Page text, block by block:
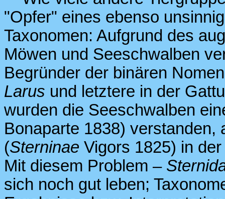
"Opfer" eines ebenso
Taxonomen: Aufgrund des
Möwen und Seeschwalben
Begründer der binären
Larus und letztere in der
wurden die Seeschwalben
Bonaparte 1838) verstanden,
(Sterninae Vigors 1825) in
Mit diesem Problem –
sich noch gut leben;